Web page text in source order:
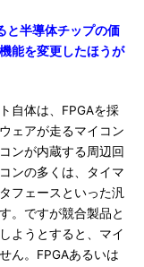
と半導体チップの価
能を変更したほうが
自体は、FPGAを採
ェアが走るマイコン
ンが内蔵する周辺回
ンの多くは、タイマ
フェースといった汎
。ですが競合製品と
ようとすると、マイ
ん。FPGAあるいは